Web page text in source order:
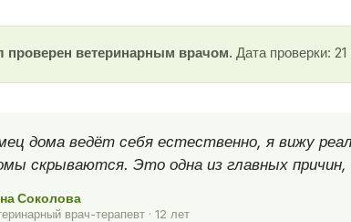
проверен ветеринарным врачом. Дата проверки:
дома ведёт себя естественно, я вижу
скрываются. Это одна из главных причин,
Соколова
врач-терапевт · 12 лет